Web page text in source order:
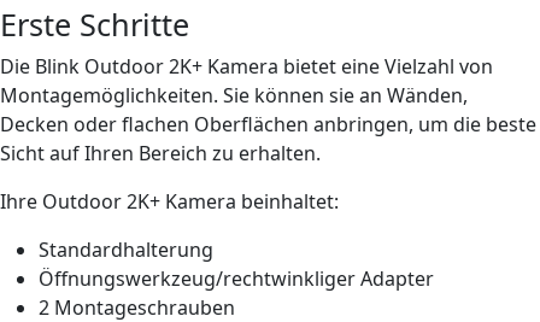
Erste Schritte
Die Blink Outdoor 2K+ Kamera bietet eine Vielzahl von
Montagemöglichkeiten. Sie können sie an Wänden,
Decken oder flachen Oberflächen anbringen, um die beste
Sicht auf Ihren Bereich zu erhalten.
Ihre Outdoor 2K+ Kamera beinhaltet:
Standardhalterung
Öffnungswerkzeug/rechtwinkliger Adapter
2 Montageschrauben